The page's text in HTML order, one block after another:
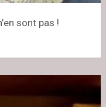
sont pas !